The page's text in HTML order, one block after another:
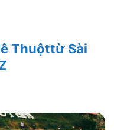
Thuộttừ Sài